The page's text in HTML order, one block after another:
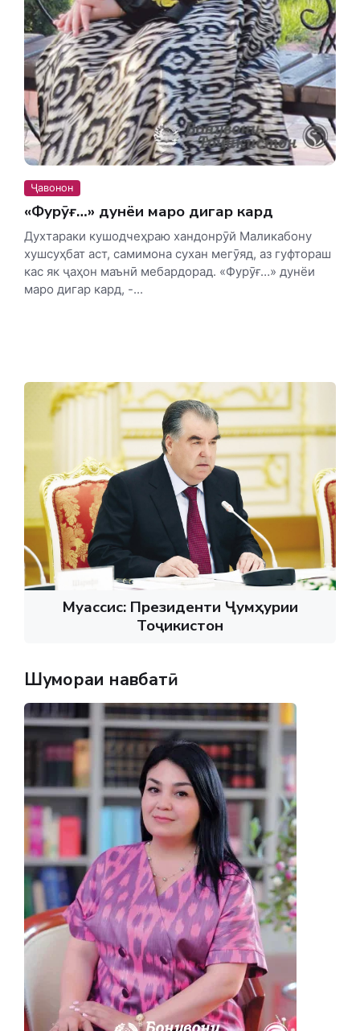
Ҷавонон
«Фурӯғ…» дунёи маро дигар кард
Духтараки кушодчеҳраю хандонрӯй Маликабону
хушсуҳбат аст, самимона сухан мегӯяд, аз гуфтораш
кас як ҷаҳон маънӣ мебардорад. «Фурӯғ…» дунёи
маро дигар кард, -...
Муассис: Президенти Ҷумҳурии
Тоҷикистон
Шумораи навбатӣ